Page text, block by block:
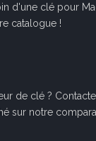
d'une clé pour
catalogue !
de clé ?
sur notre